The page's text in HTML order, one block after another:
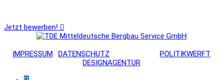
Jetzt bewerben!
IMPRESSUM
DATENSCHUTZ
POLITIKWERFT
DESIGNAGENTUR